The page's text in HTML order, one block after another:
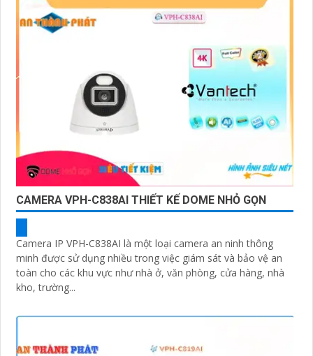
CAMERA VPH-C838AI THIẾT KẾ DOME NHỎ GỌN
Camera IP VPH-C838AI là một loại camera an ninh thông
minh được sử dụng nhiều trong việc giám sát và bảo vệ an
toàn cho các khu vực như nhà ở, văn phòng, cửa hàng, nhà
kho, trường...